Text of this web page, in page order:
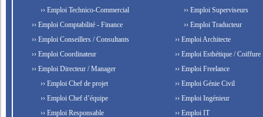
›› Emploi Technico-Commercial
›› Emploi Comptabilité - Finance
›› Emploi Conseillers / Consultants
›› Emploi Coordinateur
›› Emploi Directeur / Manager
›› Emploi Chef de projet
›› Emploi Chef d’équipe
›› Emploi Responsable
›› Emploi Superviseurs
›› Emploi Traducteur
›› Emploi Architecte
›› Emploi Esthétique / Coiffure
›› Emploi Freelance
›› Emploi Génie Civil
›› Emploi Ingénieur
›› Emploi IT